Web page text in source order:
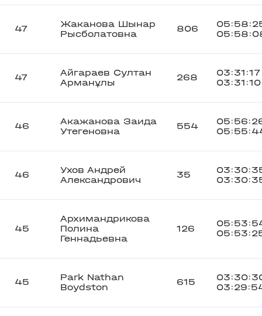
47
Жаканова Шынар
Рысболатовна
806
47
Айгараев Султан
Арманұлы
268
03:31:17
03:31:10
46
Акажанова Заида
Утегеновна
554
46
Ухов Андрей
Александрович
35
45
Архимандрикова
Полина
Геннадьевна
126
45
Park Nathan
Boydston
615